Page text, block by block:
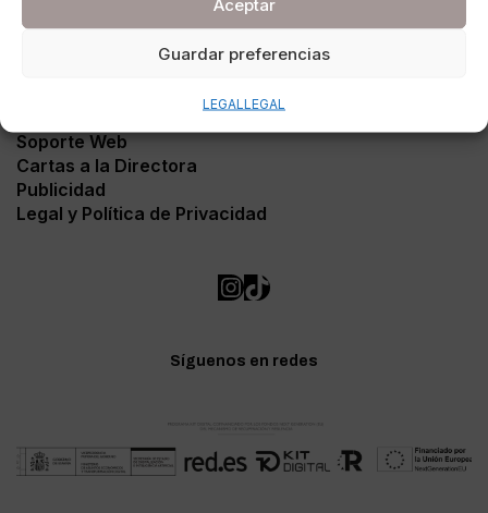
Guardar preferencias
LEGAL LEGAL
Soporte Web
Cartas a la Directora
Publicidad
Legal y Política de Privacidad
Síguenos en redes